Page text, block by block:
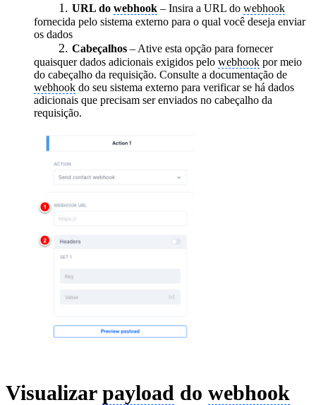
1. URL do webhook – Insira a URL do webhook
fornecida pelo sistema externo para o qual você deseja enviar
os dados
2. Cabeçalhos – Ative esta opção para fornecer
quaisquer dados adicionais exigidos pelo webhook por meio
do cabeçalho da requisição. Consulte a documentação de
webhook do seu sistema externo para verificar se há dados
adicionais que precisam ser enviados no cabeçalho da
requisição.
Visualizar payload do webhook